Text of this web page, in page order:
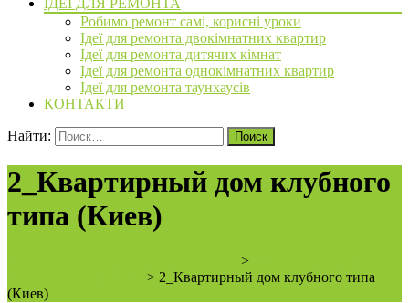
ІДЕЇ ДЛЯ РЕМОНТА
Робимо ремонт самі, корисні уроки
Ідеї для ремонта двокімнатних квартир
Ідеї для ремонта дитячих кімнат
Ідеї для ремонта однокімнатних квартир
Ідеї для ремонта таунхаусів
КОНТАКТИ
Найти:
2_Квартирный дом клубного
типа (Киев)
>
> 2_Квартирный дом клубного типа
(Киев)